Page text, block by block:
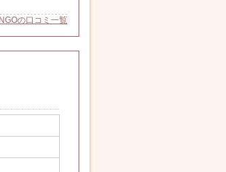
の口コミ一覧